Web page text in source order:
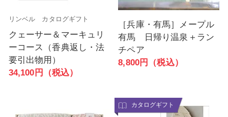
リンベル カタログギフト
クェーサー＆マーキュリ
ーコース（香典返し・法
要引出物用）
34,100円（税込）
［兵庫・有馬］メープル
有馬 日帰り温泉＋ラン
チペア
8,800円（税込）
カタログギフト